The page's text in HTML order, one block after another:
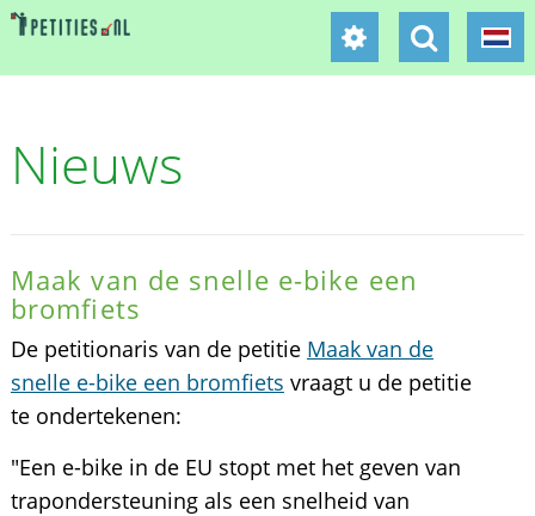
Nieuws
Maak van de snelle e-bike een
bromfiets
De petitionaris van de petitie Maak van de
snelle e-bike een bromfiets vraagt u de petitie
te ondertekenen:
"Een e-bike in de EU stopt met het geven van
trapondersteuning als een snelheid van